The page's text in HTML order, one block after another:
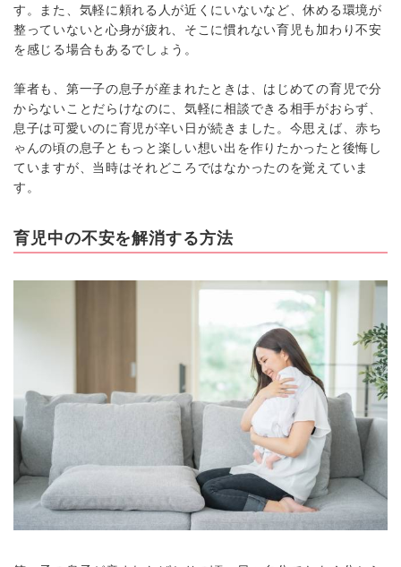
す。また、気軽に頼れる人が近くにいないなど、休める環境が
整っていないと心身が疲れ、そこに慣れない育児も加わり不安
を感じる場合もあるでしょう。
筆者も、第一子の息子が産まれたときは、はじめての育児で分
からないことだらけなのに、気軽に相談できる相手がおらず、
息子は可愛いのに育児が辛い日が続きました。今思えば、赤ち
ゃんの頃の息子ともっと楽しい想い出を作りたかったと後悔し
ていますが、当時はそれどころではなかったのを覚えていま
す。
育児中の不安を解消する方法